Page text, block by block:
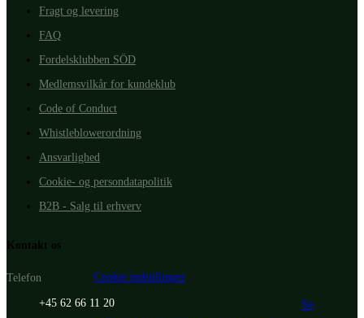
Fragt og levering
FAQ
Fordelsklubben SÖD
Medlemsvilkår for kundeklub
Code of Conduct
Whistleblowerordning
Ansvarlighed
Cookie- og persondatapolitik
B2B - Salg til erhverv
Kontakt os
Telefon
+45 62 66 11 20
Cookie indstillinger
Se